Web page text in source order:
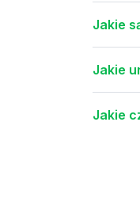
Jakie
Jakie
Jakie